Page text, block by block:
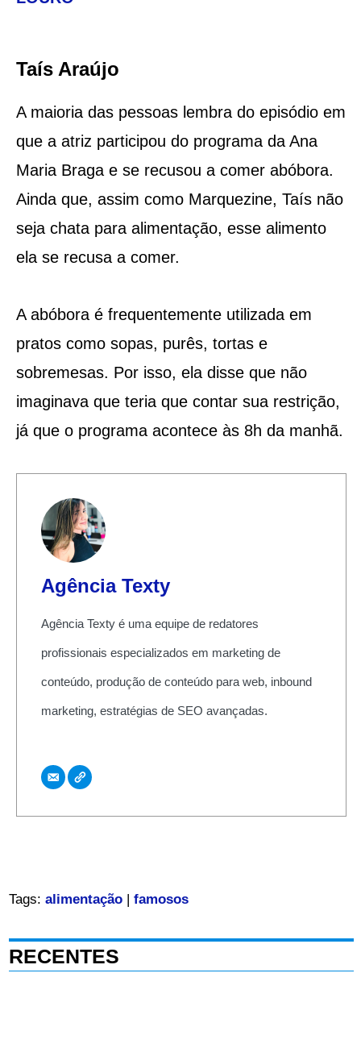
Taís Araújo
A maioria das pessoas lembra do episódio em
que a atriz participou do programa da Ana
Maria Braga e se recusou a comer abóbora.
Ainda que, assim como Marquezine, Taís não
seja chata para alimentação, esse alimento
ela se recusa a comer.
A abóbora é frequentemente utilizada em
pratos como sopas, purês, tortas e
sobremesas. Por isso, ela disse que não
imaginava que teria que contar sua restrição,
já que o programa acontece às 8h da manhã.
Agência Texty
Agência Texty é uma equipe de redatores
profissionais especializados em marketing de
conteúdo, produção de conteúdo para web, inbound
marketing, estratégias de SEO avançadas.
Tags: alimentação| famosos
RECENTES